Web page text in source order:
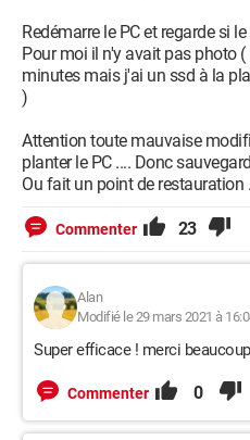
Redémarre le PC et regarde si
Pour moi il n'y avait pas photo
minutes mais j'ai un ssd à la
)
Attention toute mauvaise
planter le PC .... Donc
Ou fait un point de restauration
Commenter 23
Alan
Modifié le 29 mars 2021 à
Super efficace ! merci
Commenter 0